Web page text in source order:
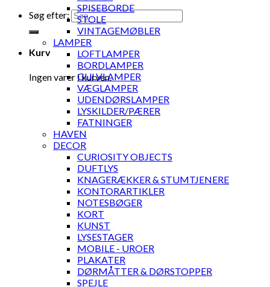
Søg efter:
Kurv
Ingen varer i kurven.
SPISEBORDE
STOLE
VINTAGEMØBLER
LAMPER
LOFTLAMPER
BORDLAMPER
GULVLAMPER
VÆGLAMPER
UDENDØRSLAMPER
LYSKILDER/PÆRER
FATNINGER
HAVEN
DECOR
CURIOSITY OBJECTS
DUFTLYS
KNAGERÆKKER & STUMTJENERE
KONTORARTIKLER
NOTESBØGER
KORT
KUNST
LYSESTAGER
MOBILE - UROER
PLAKATER
DØRMÅTTER & DØRSTOPPER
SPEJLE